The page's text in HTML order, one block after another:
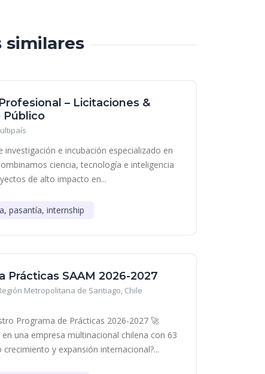
similares
– Licitaciones &
Público
investigación e incubación especializado en
ciencia, tecnología e inteligencia
de alto impacto en...
pasantía, internship
Prácticas SAAM 2026-2027
Metropolitana de Santiago, Chile
Programa de Prácticas 2026-2027 🚀
una empresa multinacional chilena con 63
y expansión internacional?...